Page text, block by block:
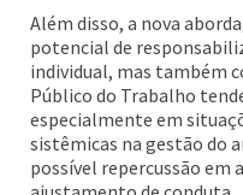
Além disso, a nova
potencial de
individual, mas também
Público do Trabalho
especialmente em
sistêmicas na gestão do
possível repercussão em